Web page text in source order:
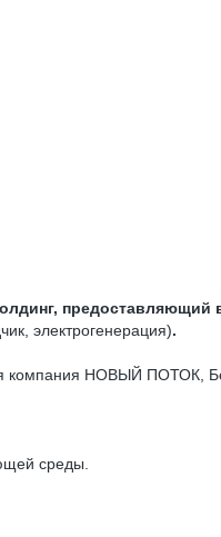
предоставляющий
электрогенерация).
НОВЫЙ ПОТОК,
среды.